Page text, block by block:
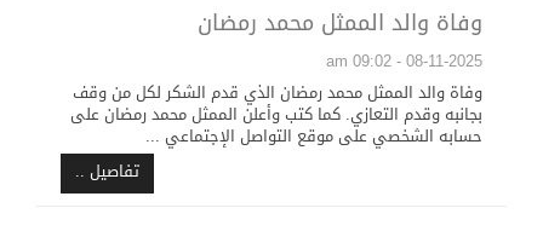
وفاة والد الممثل محمد رمضان
08-11-2025 - 09:02 am
وفاة والد الممثل محمد رمضان الذي قدم الشكر لكل من وقف
بجانبه وقدم التعازي. كما كتب وأعلن الممثل محمد رمضان على
حسابه الشخصي على موقع التواصل الإجتماعي ...
تفاصيل ..